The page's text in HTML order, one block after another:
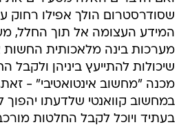
שסודרסטרום הולך אפילו רחוק
המידע העצומה אל תוך החלל,
מערכות בינה מלאכותית
שיכולות להתייעץ ביניהן
מכנה "מחשוב אינטואטיבי" -
במחשוב קוואנטי שלדעתו יהפוך
בעתיד ויוכל לקבל החלטות